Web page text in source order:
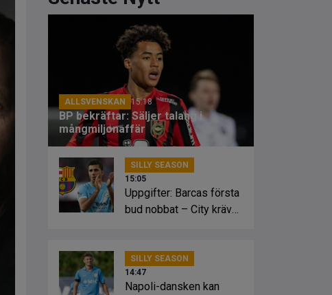
ALLSVENSKAN 15:18
BP bekräftar: Säljer talang i
mångmiljonaffär
SILLY SEASON
15:05
Uppgifter: Barcas första
bud nobbat – City kräver
SILLY SEASON
14:47
Napoli-dansken kan